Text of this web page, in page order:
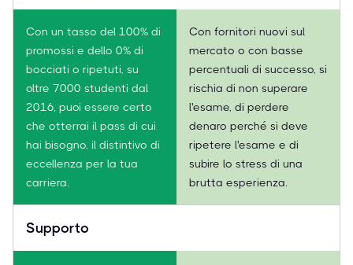
Con un tasso del 100% di
promossi e dello 0% di
bocciati o ripetuti, su
oltre 7000 studenti dal
2016, puoi essere certo
che otterrai il pass di cui
hai bisogno, il distintivo di
eccellenza per la tua
carriera.
Con fornitori nuovi sul
mercato o con basse
percentuali di successo, si
rischia di non superare
l'esame, di perdere
denaro perché si deve
ripetere l'esame e di
subire lo stress di una
brutta esperienza.
Supporto